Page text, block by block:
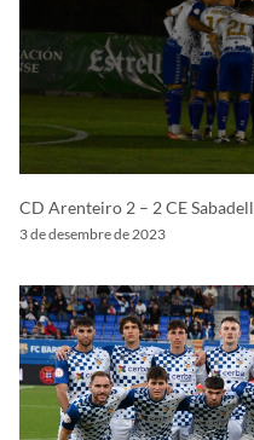
CD Arenteiro 2 – 2 CE Sabadell
3 de desembre de 2023